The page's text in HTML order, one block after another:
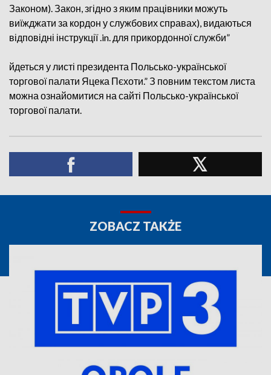
Законом). Закон, згідно з яким працівники можуть
виїжджати за кордон у службових справах), видаються
відповідні інструкції .in. для прикордонної служби”
йдеться у листі президента Польсько-української
торгової палати Яцека Пєхоти.” З повним текстом листа
можна ознайомитися на сайті Польсько-української
торгової палати.
ZOBACZ TAKŻE